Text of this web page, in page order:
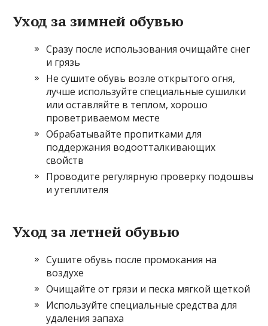
Уход за зимней обувью
Сразу после использования очищайте снег
и грязь
Не сушите обувь возле открытого огня,
лучше используйте специальные сушилки
или оставляйте в теплом, хорошо
проветриваемом месте
Обрабатывайте пропитками для
поддержания водоотталкивающих
свойств
Проводите регулярную проверку подошвы
и утеплителя
Уход за летней обувью
Сушите обувь после промокания на
воздухе
Очищайте от грязи и песка мягкой щеткой
Используйте специальные средства для
удаления запаха